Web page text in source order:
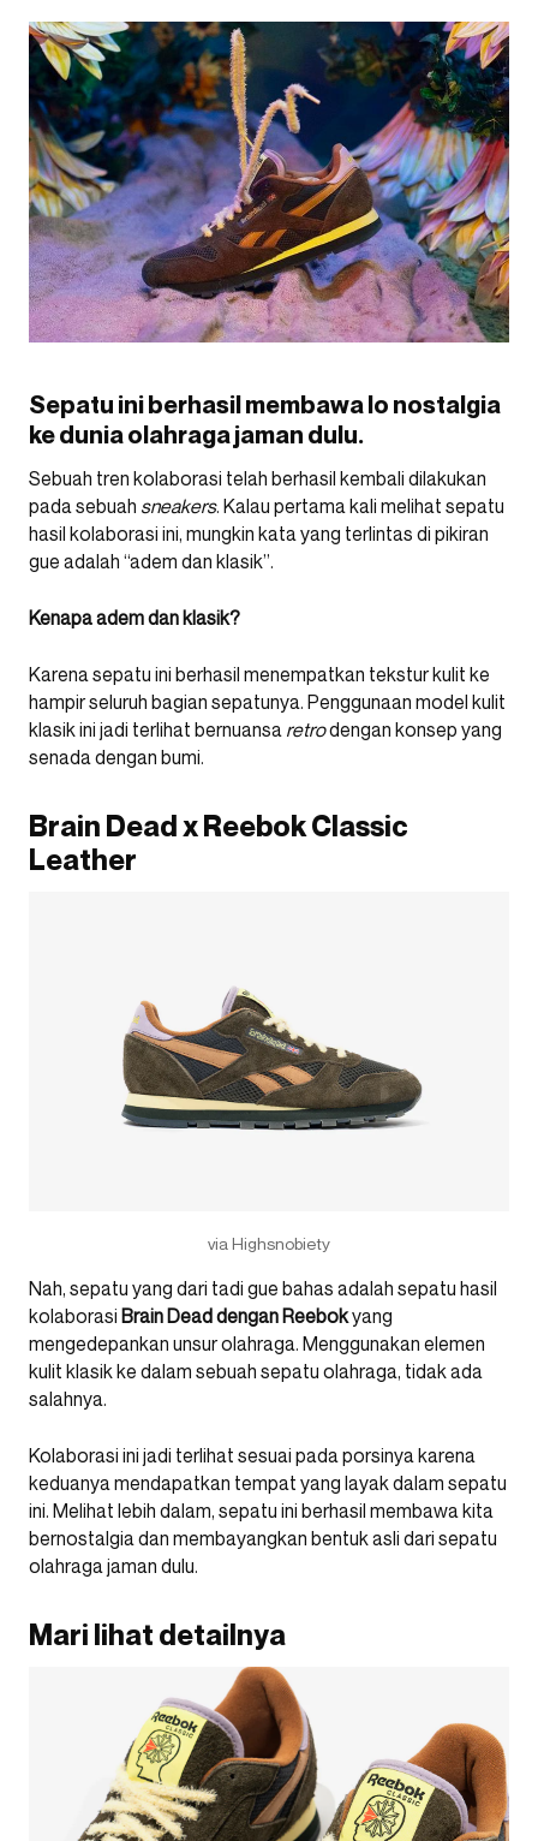
Sepatu ini berhasil membawa lo nostalgia
ke dunia olahraga jaman dulu.
Sebuah tren kolaborasi telah berhasil kembali dilakukan
pada sebuah sneakers. Kalau pertama kali melihat sepatu
hasil kolaborasi ini, mungkin kata yang terlintas di pikiran
gue adalah “adem dan klasik”.
Kenapa adem dan klasik?
Karena sepatu ini berhasil menempatkan tekstur kulit ke
hampir seluruh bagian sepatunya. Penggunaan model kulit
klasik ini jadi terlihat bernuansa retrodengan konsep yang
senada dengan bumi.
Brain Dead x Reebok Classic
Leather
via Highsnobiety
Nah, sepatu yang dari tadi gue bahas adalah sepatu hasil
kolaborasi Brain Dead dengan Reebokyang
mengedepankan unsur olahraga. Menggunakan elemen
kulit klasik ke dalam sebuah sepatu olahraga, tidak ada
salahnya.
Kolaborasi ini jadi terlihat sesuai pada porsinya karena
keduanya mendapatkan tempat yang layak dalam sepatu
ini. Melihat lebih dalam, sepatu ini berhasil membawa kita
bernostalgia dan membayangkan bentuk asli dari sepatu
olahraga jaman dulu.
Mari lihat detailnya